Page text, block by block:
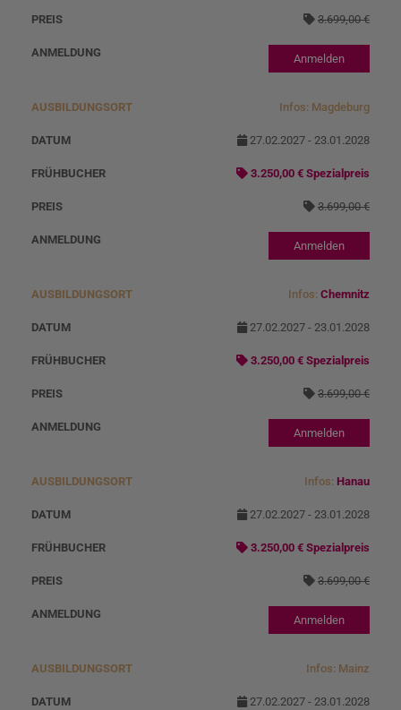
3.699,00 €
Anmelden
Infos: Magdeburg
27.02.2027 - 23.01.2028
3.250,00 € Spezialpreis
3.699,00 €
Anmelden
Infos: Chemnitz
27.02.2027 - 23.01.2028
3.250,00 € Spezialpreis
3.699,00 €
Anmelden
Infos: Hanau
27.02.2027 - 23.01.2028
3.250,00 € Spezialpreis
3.699,00 €
Anmelden
Infos: Mainz
27.02.2027 - 23.01.2028